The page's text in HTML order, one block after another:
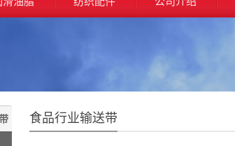
食品行业输送带